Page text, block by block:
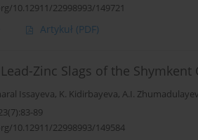
10.12911/22998993/149721
Artykuł (PDF)
Zinc Slags of the
Issayeva, K. Kidirbayeva, A.I.
89
10.12911/22998993/149584